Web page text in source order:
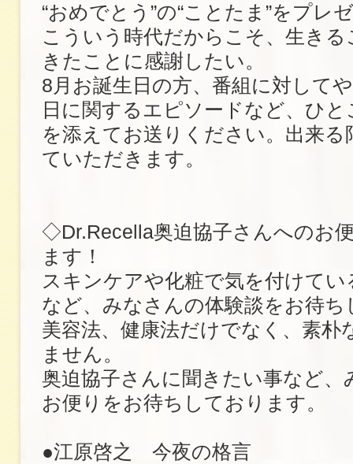
“おめでとう”の“ことたま”をプレ
こういう時代だからこそ、生き
きたことに感謝したい。
8月お誕生日の方、番組に対して
日に関するエピソードなど、ひ
を添えてお送りください。出来る
ていただきます。
◇Dr.Recella奥迫協子さんへのお
ます！
スキンケアや化粧で気を付けてい
など、みなさんの体験談をお待ち
美容法、健康法だけでなく、素朴
ません。
奥迫協子さんに聞きたい事など、
お便りをお待ちしております。
●江原啓之 今夜の格言